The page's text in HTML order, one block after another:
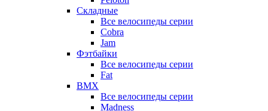
Складные
Все велосипеды серии
Cobra
Jam
Фэтбайки
Все велосипеды серии
Fat
BMX
Все велосипеды серии
Madness